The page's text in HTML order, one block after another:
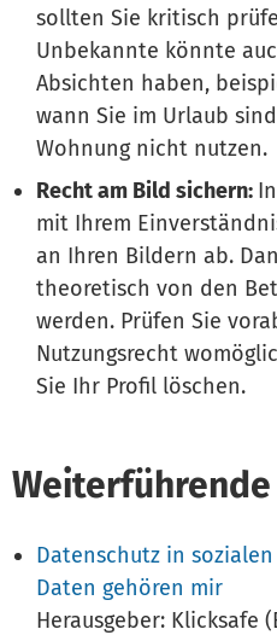
sollten Sie kritisch
Unbekannte könnte
Absichten haben,
wann Sie im Urlaub
Wohnung nicht nutzen.
Recht am Bild sichern:
mit Ihrem
an Ihren Bildern ab.
theoretisch von den
werden. Prüfen Sie
Nutzungsrecht
Sie Ihr Profil löschen.
Datenschutz in
Daten gehören mir
Herausgeber: Klicksafe